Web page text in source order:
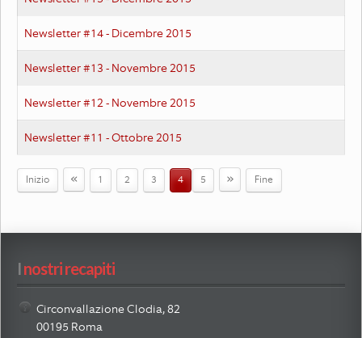
Newsletter #14 - Dicembre 2015
Newsletter #13 - Novembre 2015
Newsletter #12 - Novembre 2015
Newsletter #11 - Ottobre 2015
Inizio « 1 2 3 4 5 » Fine
I nostri recapiti
Circonvallazione Clodia, 82
00195 Roma